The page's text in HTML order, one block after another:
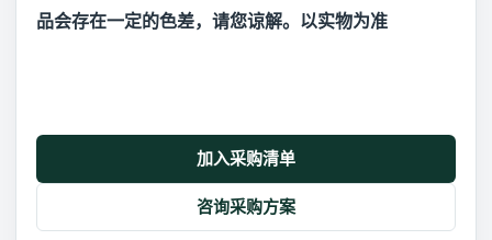
品会存在一定的色差，请您谅解。以实物为准
加入采购清单
咨询采购方案